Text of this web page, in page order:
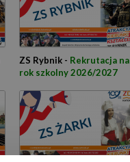
ZS Rybnik - Rekrutacja na
rok szkolny 2026/2027